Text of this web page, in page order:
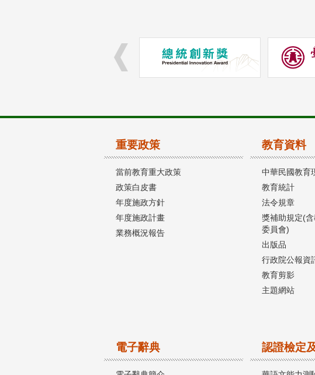
重要政策
當前教育重大政策
政策白皮書
年度施政方針
年度施政計畫
業務概況報告
教育資料
中華民國教育
教育統計
法令規章
獎補助規定(
委員會)
出版品
行政院公報資
教育剪影
主題網站
電子辭典 認證檢定